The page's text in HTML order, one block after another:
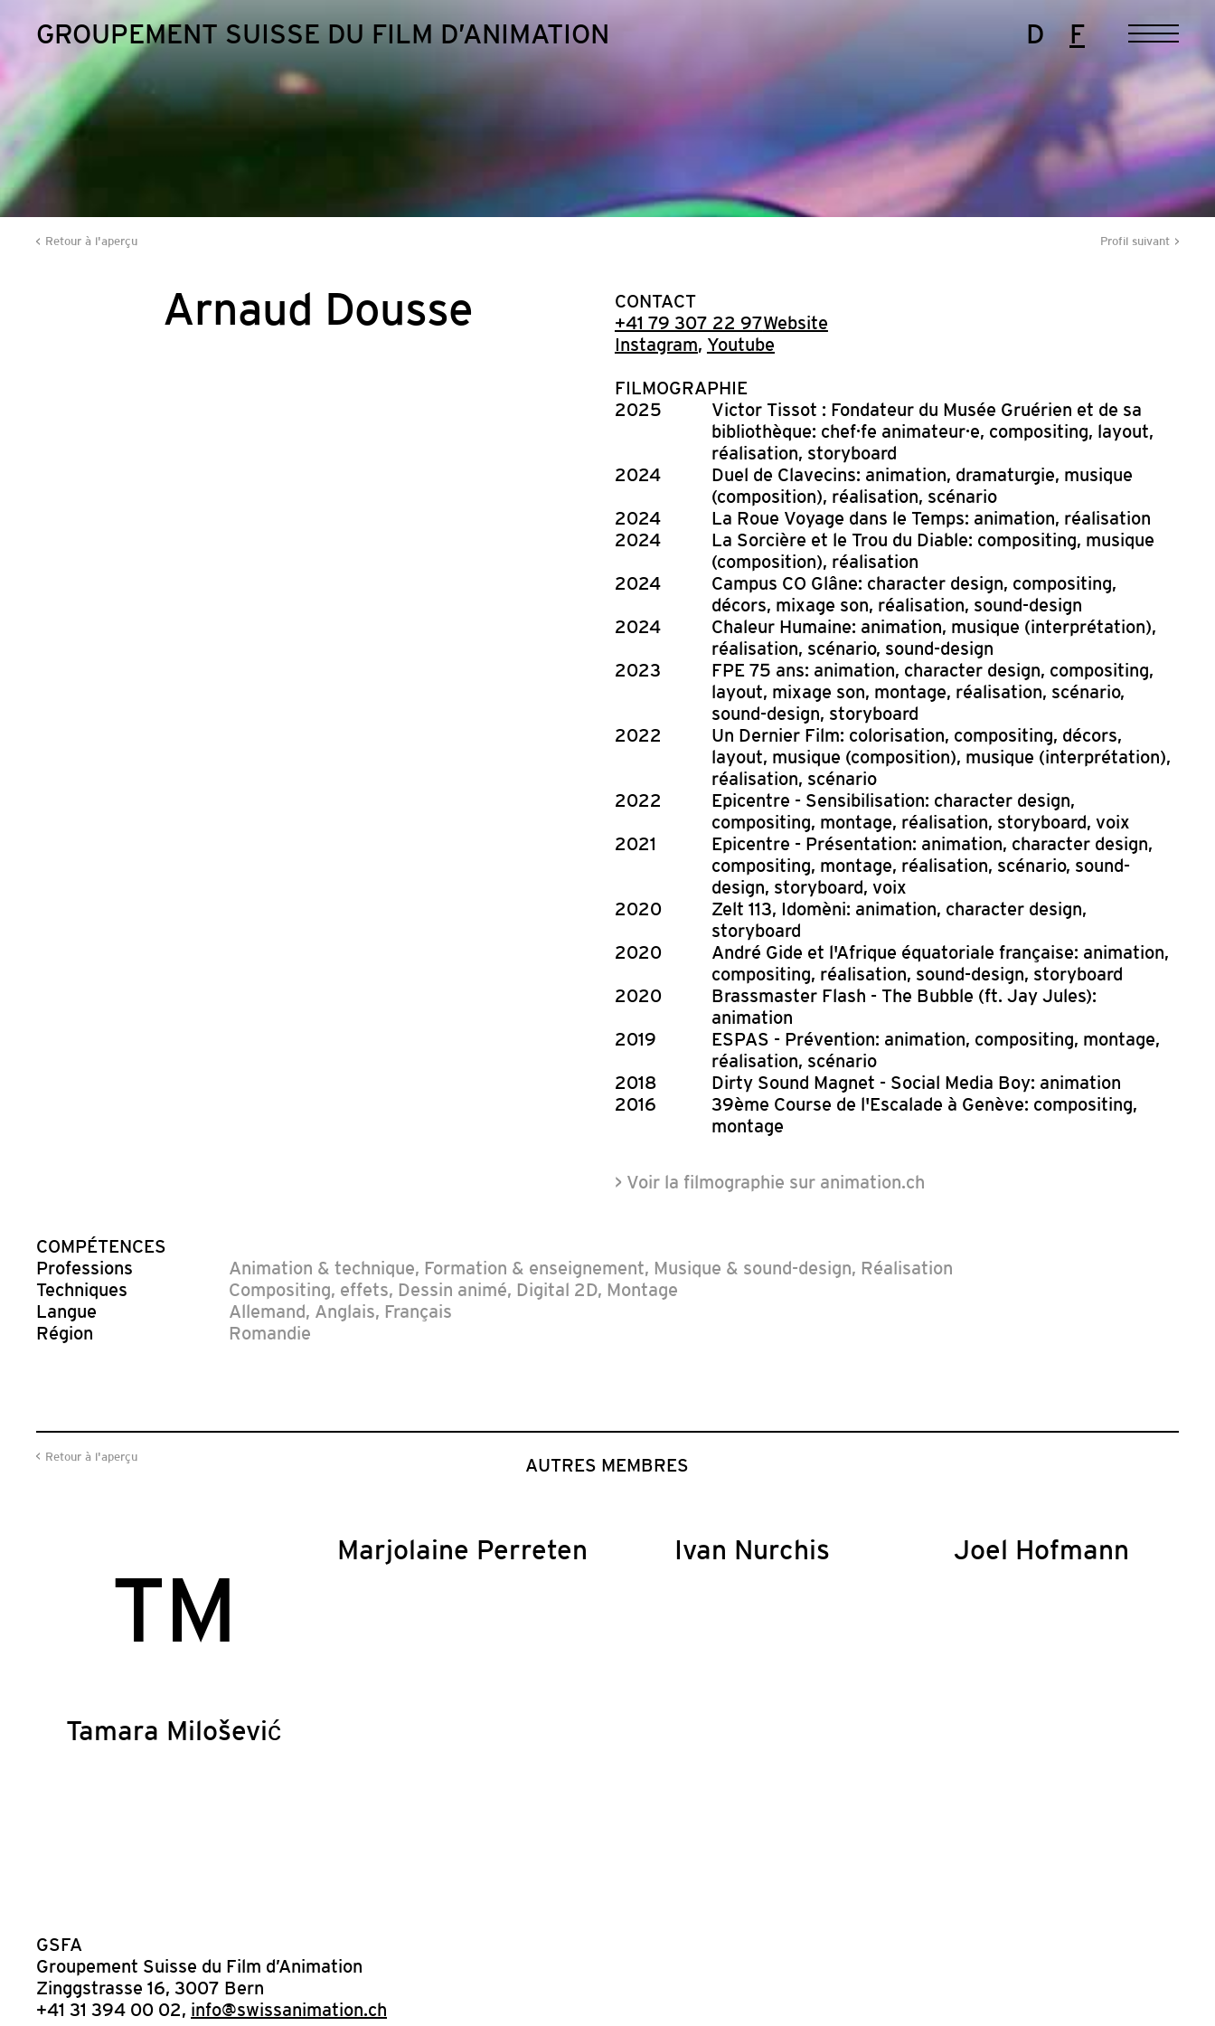
GROUPEMENT SUISSE DU FILM D’ANIMATION D F
Retour à l'aperçu Profil suivant
Arnaud Dousse
CONTACT
+41 79 307 22 97Website
Instagram, Youtube
FILMOGRAPHIE
2025
Victor Tissot : Fondateur du Musée Gruérien et de sa
bibliothèque: chef·fe animateur·e, compositing, layout,
réalisation, storyboard
2024
Duel de Clavecins: animation, dramaturgie, musique
(composition), réalisation, scénario
2024
La Roue Voyage dans le Temps: animation, réalisation
2024
La Sorcière et le Trou du Diable: compositing, musique
(composition), réalisation
2024
Campus CO Glâne: character design, compositing,
décors, mixage son, réalisation, sound-design
2024
Chaleur Humaine: animation, musique (interprétation),
réalisation, scénario, sound-design
2023
FPE 75 ans: animation, character design, compositing,
layout, mixage son, montage, réalisation, scénario,
sound-design, storyboard
2022
Un Dernier Film: colorisation, compositing, décors,
layout, musique (composition), musique (interprétation),
réalisation, scénario
2022
Epicentre - Sensibilisation: character design,
compositing, montage, réalisation, storyboard, voix
2021
Epicentre - Présentation: animation, character design,
compositing, montage, réalisation, scénario, sound-
design, storyboard, voix
2020
Zelt 113, Idomèni: animation, character design,
storyboard
2020
André Gide et l'Afrique équatoriale française: animation,
compositing, réalisation, sound-design, storyboard
2020
Brassmaster Flash - The Bubble (ft. Jay Jules):
animation
2019
ESPAS - Prévention: animation, compositing, montage,
réalisation, scénario
2018
Dirty Sound Magnet - Social Media Boy: animation
2016
39ème Course de l'Escalade à Genève: compositing,
montage
> Voir la filmographie sur animation.ch
COMPÉTENCES
Professions
Animation & technique, Formation & enseignement, Musique & sound-design, Réalisation
Techniques
Compositing, effets, Dessin animé, Digital 2D, Montage
Langue
Allemand, Anglais, Français
Région
Romandie
Retour à l'aperçu AUTRES MEMBRES
TM
Tamara Milošević
Marjolaine Perreten Ivan Nurchis Joel Hofmann
GSFA
Groupement Suisse du Film d’Animation
Zinggstrasse 16, 3007 Bern
+41 31 394 00 02, info@swissanimation.ch